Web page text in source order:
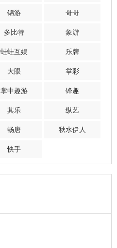
锦游 哥哥
多比特 象游
蛙蛙互娱 乐牌
大眼 掌彩
掌中趣游 锋趣
其乐 纵艺
畅唐 秋水伊人
快手